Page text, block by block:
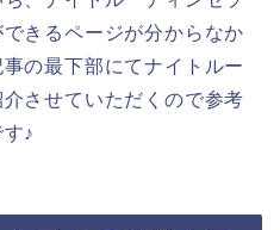
きるページが分からなか
の最下部にてナイトルー
させていただくので参考
♪